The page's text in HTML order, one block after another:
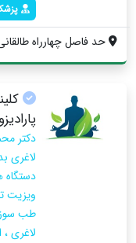
حد فاصل چهارراه
پارادیزو
لاغری
ویزیت
طب
لاغری